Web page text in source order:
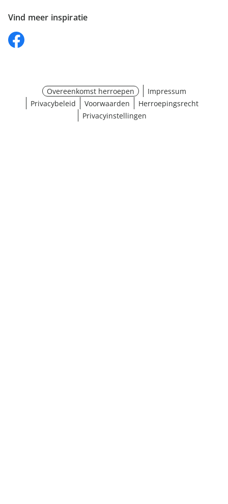
Vind meer inspiratie
Overeenkomst herroepen
Impressum
Privacybeleid
Voorwaarden
Herroepingsrecht
Privacyinstellingen